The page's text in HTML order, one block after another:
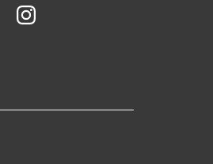
YoutubeInstagram